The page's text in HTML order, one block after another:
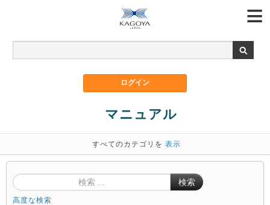
マニュアル
すべてのカテゴリを 表示
検索
高度な検索